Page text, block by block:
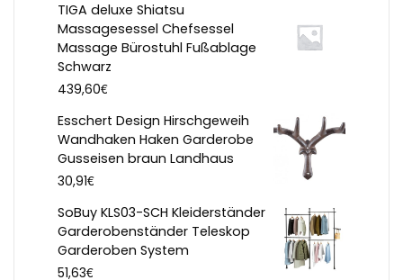
TIGA deluxe Shiatsu
Massagesessel Chefsessel
Massage Bürostuhl Fußablage
Schwarz
439,60€
Esschert Design Hirschgeweih
Wandhaken Haken Garderobe
Gusseisen braun Landhaus
30,91€
SoBuy KLS03-SCH Kleiderständer
Garderobenständer Teleskop
Garderoben System
51,63€